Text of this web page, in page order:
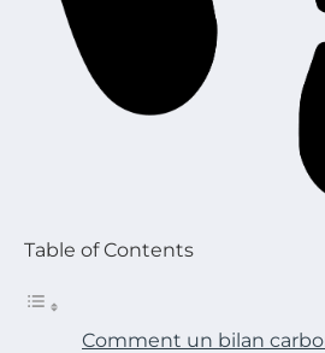
Table of Contents
Comment un bilan